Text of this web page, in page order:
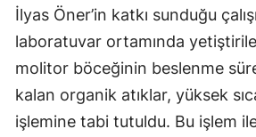
Konya
İlyas Öner’in katkı sunduğu
laboratuvar ortamında
molitor böceğinin beslenme
kalan organik atıklar, yüksek
işlemine tabi tutuldu. Bu işlem ile